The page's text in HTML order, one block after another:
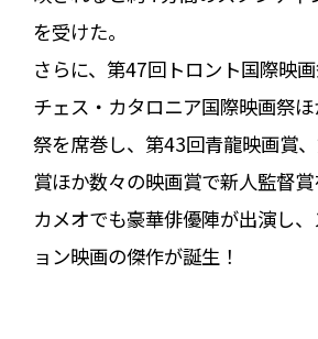
を受けた。
さらに、第47回トロント国際映
チェス・カタロニア国際映画祭
祭を席巻し、第43回青龍映画賞
賞ほか数々の映画賞で新人監督賞
カメオでも豪華俳優陣が出演し
ョン映画の傑作が誕生！